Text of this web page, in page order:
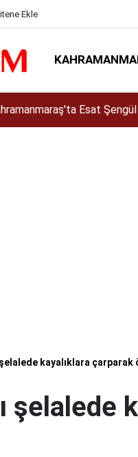
Ekle
yükselir mi? Altın almalı
şelalede kayalıklara çarparak
şelalede